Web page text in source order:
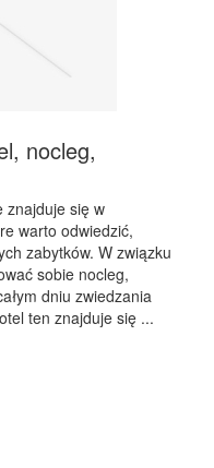
nocleg,
znajduje się w
warto odwiedzić,
zabytków. W związku
sobie nocleg,
dniu zwiedzania
ten znajduje się ...